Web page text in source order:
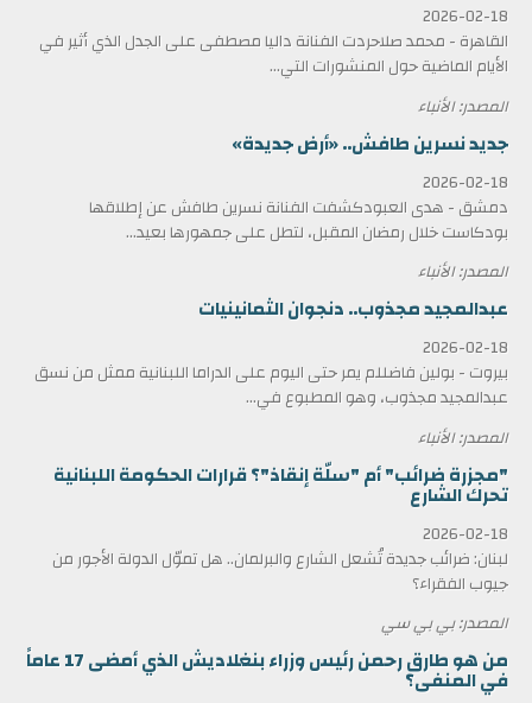
2026-02-18
القاهرة - محمد صلاحردت الفنانة داليا مصطفى على الجدل الذي أثير في
الأيام الماضية حول المنشورات التي...
المصدر: الأنباء
جديد نسرين طافش.. «أرض جديدة»
2026-02-18
دمشق - هدى العبودكشفت الفنانة نسرين طافش عن إطلاقها
بودكاست خلال رمضان المقبل، لتطل على جمهورها بعيد...
المصدر: الأنباء
عبدالمجيد مجذوب.. دنجوان الثمانينيات
2026-02-18
بيروت - بولين فاضللم يمر حتى اليوم على الدراما اللبنانية ممثل من نسق
عبدالمجيد مجذوب، وهو المطبوع في...
المصدر: الأنباء
"مجزرة ضرائب" أم "سلّة إنقاذ"؟ قرارات الحكومة اللبنانية
تحرك الشارع
2026-02-18
لبنان: ضرائب جديدة تُشعل الشارع والبرلمان.. هل تموّل الدولة الأجور من
جيوب الفقراء؟
المصدر: بي بي سي
من هو طارق رحمن رئيس وزراء بنغلاديش الذي أمضى 17 عاماً
في المنفى؟